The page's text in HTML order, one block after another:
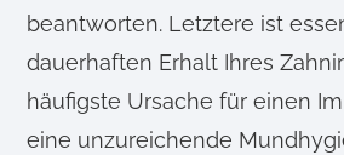
beantworten. Letztere ist
dauerhaften Erhalt Ihres
häufigste Ursache für einen
eine unzureichende